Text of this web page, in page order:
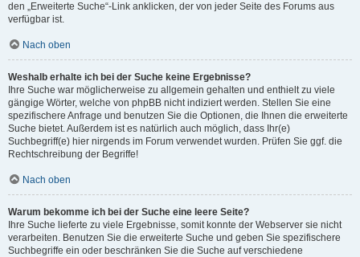
den „Erweiterte Suche“-Link anklicken, der von jeder Seite des Forums aus
verfügbar ist.
Nach oben
Weshalb erhalte ich bei der Suche keine Ergebnisse?
Ihre Suche war möglicherweise zu allgemein gehalten und enthielt zu viele
gängige Wörter, welche von phpBB nicht indiziert werden. Stellen Sie eine
spezifischere Anfrage und benutzen Sie die Optionen, die Ihnen die erweiterte
Suche bietet. Außerdem ist es natürlich auch möglich, dass Ihr(e)
Suchbegriff(e) hier nirgends im Forum verwendet wurden. Prüfen Sie ggf. die
Rechtschreibung der Begriffe!
Nach oben
Warum bekomme ich bei der Suche eine leere Seite?
Ihre Suche lieferte zu viele Ergebnisse, somit konnte der Webserver sie nicht
verarbeiten. Benutzen Sie die erweiterte Suche und geben Sie spezifischere
Suchbegriffe ein oder beschränken Sie die Suche auf verschiedene